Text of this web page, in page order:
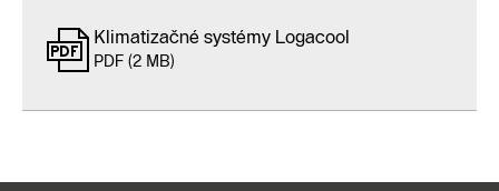
Klimatizačné systémy Logacool
PDF (2 MB)